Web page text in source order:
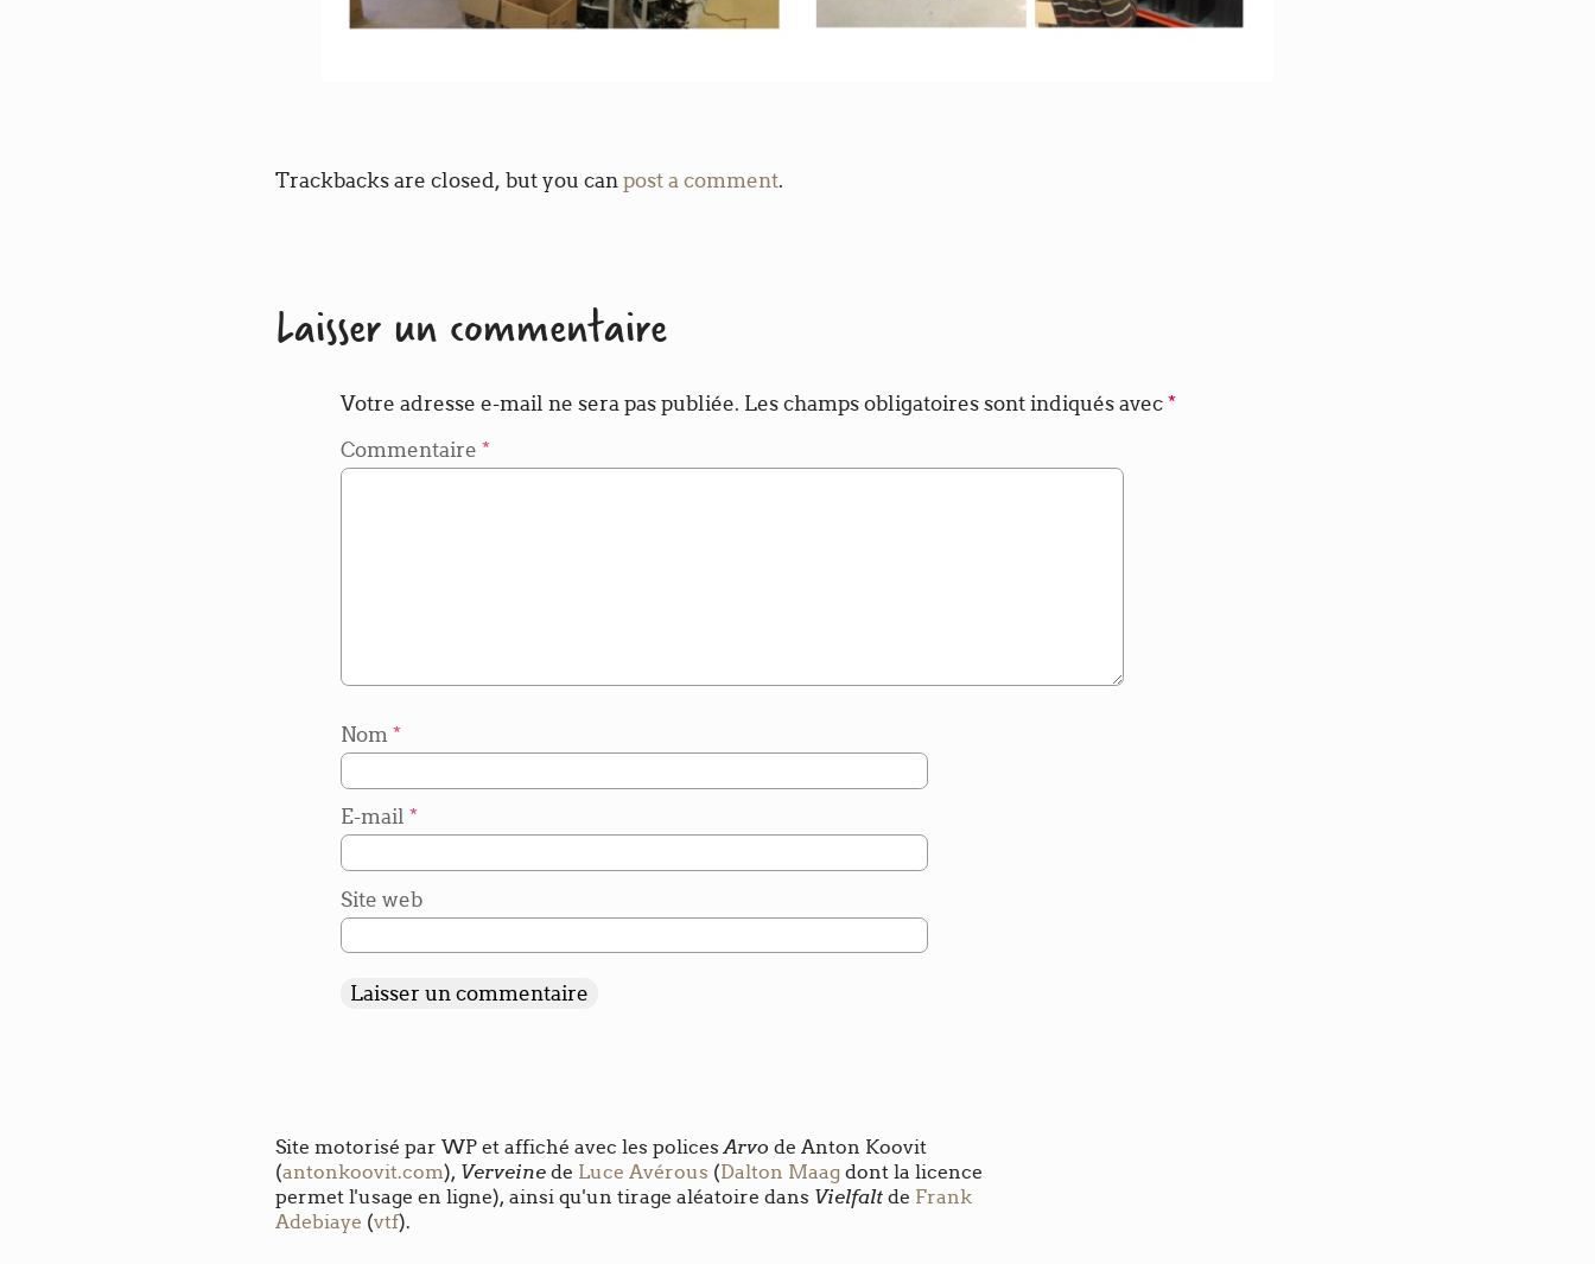
Trackbacks are closed, but you can post a comment.
Laisser un commentaire
Votre adresse e-mail ne sera pas publiée. Les champs obligatoires sont indiqués avec *
Commentaire *
Nom *
E-mail *
Site web
Site motorisé par WP et affiché avec les policesArvo de Anton Koovit
(antonkoovit.com), Verveine de Luce Avérous (Dalton Maag dont la licence
permet l'usage en ligne), ainsi qu'un tirage aléatoire dans Vielfalt de Frank
Adebiaye (vtf).